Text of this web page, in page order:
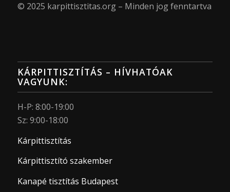
© 2025 karpittisztitas.org – Minden jog fenntartva
KÁRPITTISZTÍTÁS – HÍVHATÓAK
VAGYUNK:
H-P: 8:00-19:00
Sz: 9:00-18:00
Kárpittisztítás
Kárpittisztító szakember
Kanapé tisztítás Budapest